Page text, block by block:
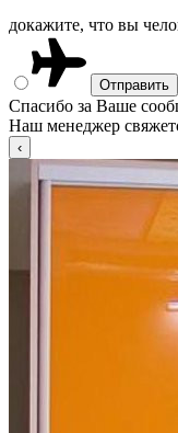
докажите, что вы
Спасибо за Ваше
Наш менеджер